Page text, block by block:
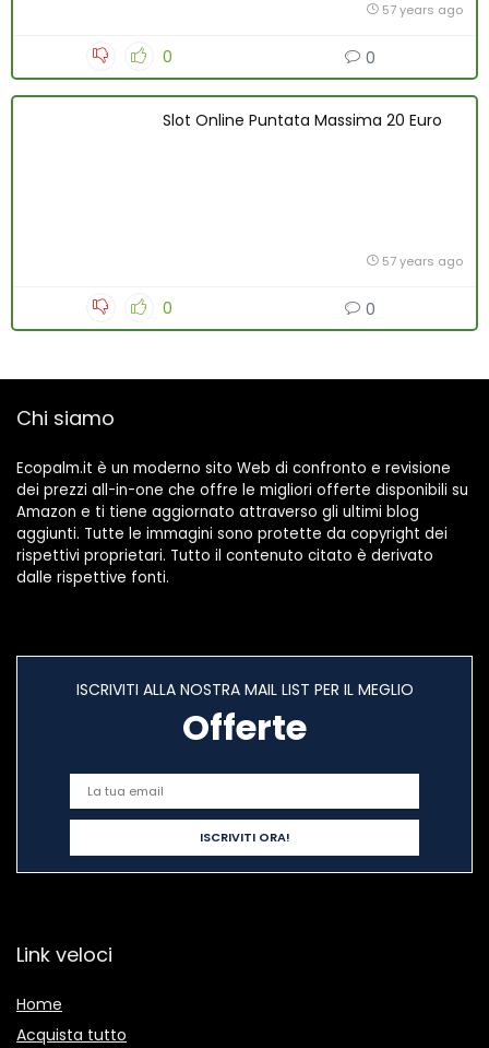
57 years ago
0 0
Slot Online Puntata Massima 20 Euro
57 years ago
0 0
Chi siamo
Ecopalm.it è un moderno sito Web di confronto e revisione
dei prezzi all-in-one che offre le migliori offerte disponibili su
Amazon e ti tiene aggiornato attraverso gli ultimi blog
aggiunti. Tutte le immagini sono protette da copyright dei
rispettivi proprietari. Tutto il contenuto citato è derivato
dalle rispettive fonti.
ISCRIVITI ALLA NOSTRA MAIL LIST PER IL MEGLIO
Offerte
Link veloci
Home
Acquista tutto